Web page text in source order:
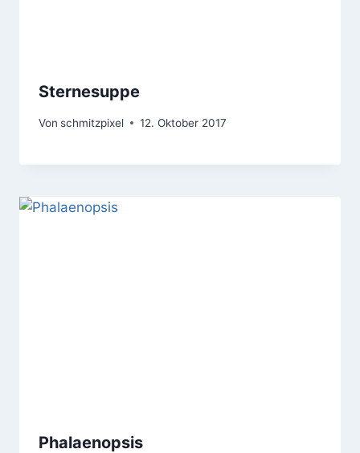
Sternesuppe
Von schmitzpixel 12. Oktober 2017
Phalaenopsis